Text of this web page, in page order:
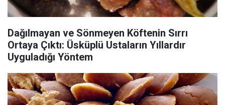
Dağılmayan ve Sönmeyen Köftenin Sırrı
Ortaya Çıktı: Üsküplü Ustaların Yıllardır
Uyguladığı Yöntem